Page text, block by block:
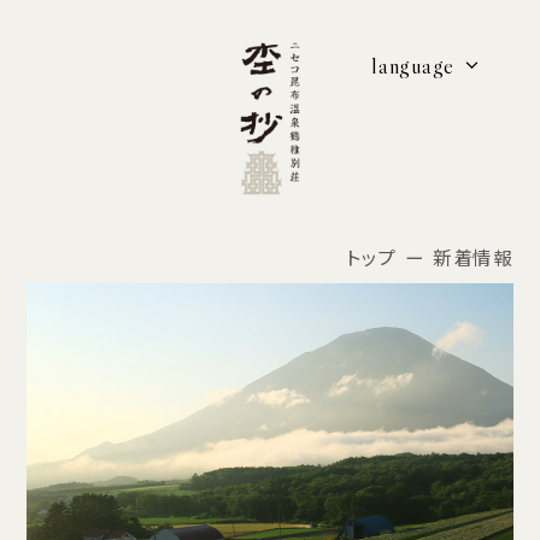
language
トップ 新着情報